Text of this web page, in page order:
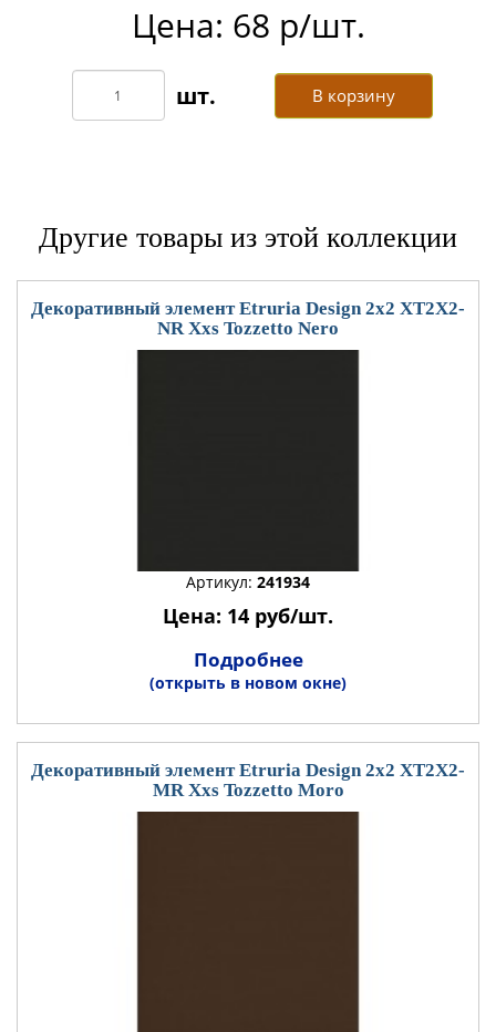
Цена: 68 р/шт.
В корзину
Другие товары из этой коллекции
Декоративный элемент Etruria Design 2x2 XT2X2-
NR Xxs Tozzetto Nero
Артикул: 241934
Цена: 14 руб/шт.
Подробнее
(открыть в новом окне)
Декоративный элемент Etruria Design 2x2 XT2X2-
MR Xxs Tozzetto Moro